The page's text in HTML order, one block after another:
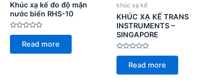
Khúc xạ kế đo độ mặn
nước biển RHS-10
Rated
of
Read more
khúc xạ kế
KHÚC XẠ KẾ TRANS
INSTRUMENTS –
SINGAPORE
Rated
of
Read more